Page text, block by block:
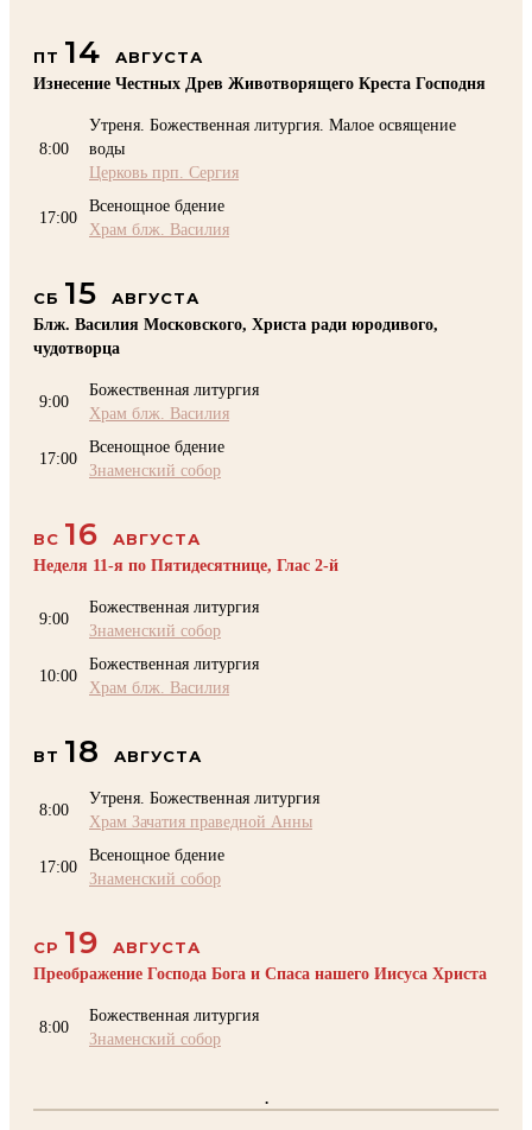
ПТ 14
АВГУСТА
Изнесение Честных Древ Животворящего Креста Господня
8:00
Утреня. Божественная литургия. Малое освящение
воды
Церковь прп. Сергия
17:00
Всенощное бдение
Храм блж. Василия
СБ 15
АВГУСТА
Блж. Василия Московского, Христа ради юродивого,
чудотворца
9:00
Божественная литургия
Храм блж. Василия
17:00
Всенощное бдение
Знаменский собор
ВС 16
АВГУСТА
Неделя 11-я по Пятидесятнице, Глас 2-й
9:00
Божественная литургия
Знаменский собор
10:00
Божественная литургия
Храм блж. Василия
ВТ 18 АВГУСТА
8:00
Утреня. Божественная литургия
Храм Зачатия праведной Анны
17:00
Всенощное бдение
Знаменский собор
СР 19
АВГУСТА
Преображение Господа Бога и Спаса нашего Иисуса Христа
8:00
Божественная литургия
Знаменский собор
.